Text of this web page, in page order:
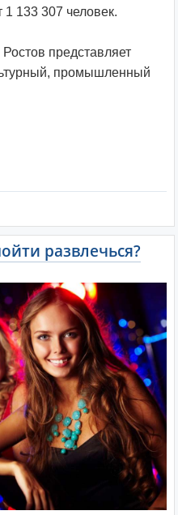
1 133 307 человек.
представляет
промышленный
развлечься?